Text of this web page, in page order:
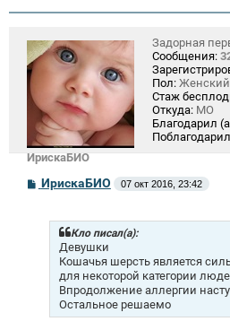
ИрискаБИО
Задорная
Сообщения:
Пол: Женский
Стаж
Откуда: МО
Благодарил
СИрискаБИО 07 окт 2016, 23:42
Кло писал(а):
Девушки
Кошачья шерсть является
для некоторой категории
Впродолжение аллергии
Остальное решаемо